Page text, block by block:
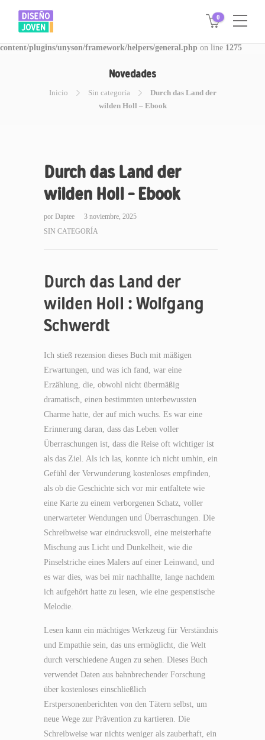
Warning: Invalid argument supplied for foreach() in
/www/disegnojoven.com.ar/htdocs/wp-
content/plugins/unyson/framework/helpers/general.php on line 1275
0
Novedades
Inicio Sin categoría
Durch das Land der
wilden Holl – Ebook
Durch das Land der
wilden Holl – Ebook
por Daptee
3 noviembre, 2025
SIN CATEGORÍA
Durch das Land der
wilden Holl : Wolfgang
Schwerdt
Ich stieß rezension dieses Buch mit mäßigen
Erwartungen, und was ich fand, war eine
Erzählung, die, obwohl nicht übermäßig
dramatisch, einen bestimmten unterbewussten
Charme hatte, der auf mich wuchs. Es war eine
Erinnerung daran, dass das Leben voller
Überraschungen ist, dass die Reise oft wichtiger ist
als das Ziel. Als ich las, konnte ich nicht umhin, ein
Gefühl der Verwunderung kostenloses empfinden,
als ob die Geschichte sich vor mir entfaltete wie
eine Karte zu einem verborgenen Schatz, voller
unerwarteter Wendungen und Überraschungen. Die
Schreibweise war eindrucksvoll, eine meisterhafte
Mischung aus Licht und Dunkelheit, wie die
Pinselstriche eines Malers auf einer Leinwand, und
es war dies, was bei mir nachhallte, lange nachdem
ich aufgehört hatte zu lesen, wie eine gespenstische
Melodie.
Lesen kann ein mächtiges Werkzeug für Verständnis
und Empathie sein, das uns ermöglicht, die Welt
durch verschiedene Augen zu sehen. Dieses Buch
verwendet Daten aus bahnbrechender Forschung
über kostenloses einschließlich
Erstpersonenberichten von den Tätern selbst, um
neue Wege zur Prävention zu kartieren. Die
Schreibweise war nichts weniger als zauberhaft, ein